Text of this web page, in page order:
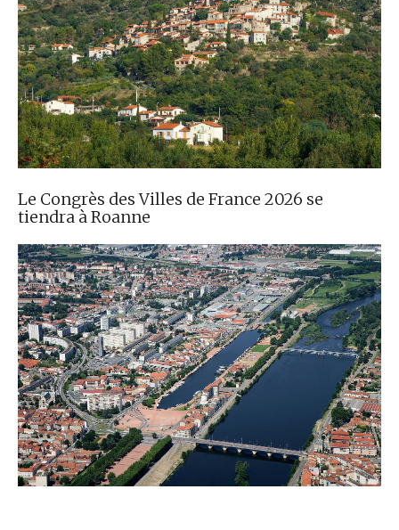
Le Congrès des Villes de France 2026 se
tiendra à Roanne